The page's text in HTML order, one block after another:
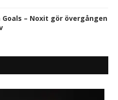
– Noxit gör övergången